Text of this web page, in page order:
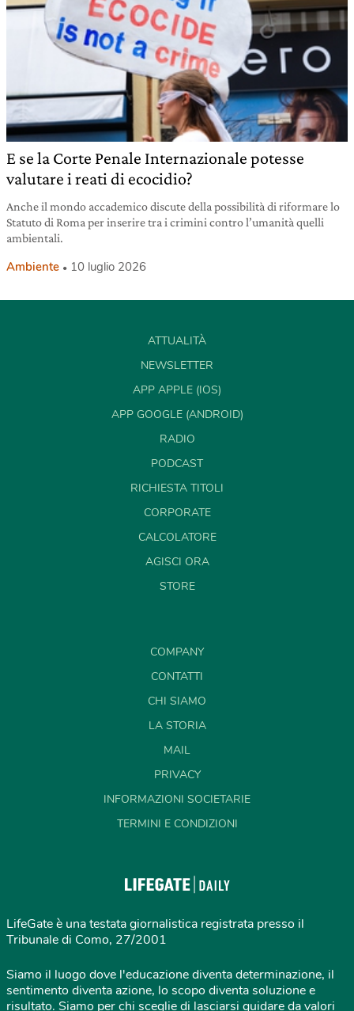
E se la Corte Penale Internazionale potesse
valutare i reati di ecocidio?
Anche il mondo accademico discute della possibilità di riformare lo
Statuto di Roma per inserire tra i crimini contro l’umanità quelli
ambientali.
Ambiente 10 luglio 2026
ATTUALITÀ
NEWSLETTER
APP APPLE (IOS)
APP GOOGLE (ANDROID)
RADIO
PODCAST
RICHIESTA TITOLI
CORPORATE
CALCOLATORE
AGISCI ORA
STORE
COMPANY
CONTATTI
CHI SIAMO
LA STORIA
MAIL
PRIVACY
INFORMAZIONI SOCIETARIE
TERMINI E CONDIZIONI
LifeGate è una testata giornalistica registrata presso il
Tribunale di Como, 27/2001
Siamo il luogo dove l'educazione diventa determinazione, il
sentimento diventa azione, lo scopo diventa soluzione e
risultato. Siamo per chi sceglie di lasciarsi guidare da valori